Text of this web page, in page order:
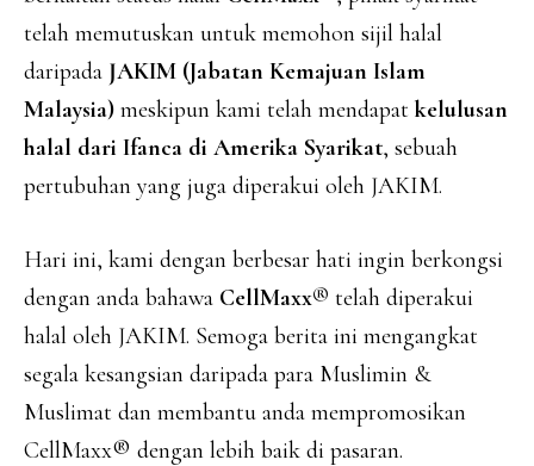
telah memutuskan untuk memohon sijil halal
daripada JAKIM (Jabatan Kemajuan Islam
Malaysia) meskipun kami telah mendapat kelulusan
halal dari Ifanca di Amerika Syarikat, sebuah
pertubuhan yang juga diperakui oleh JAKIM.
Hari ini, kami dengan berbesar hati ingin berkongsi
dengan anda bahawa CellMaxx® telah diperakui
halal oleh JAKIM. Semoga berita ini mengangkat
segala kesangsian daripada para Muslimin &
Muslimat dan membantu anda mempromosikan
CellMaxx® dengan lebih baik di pasaran.